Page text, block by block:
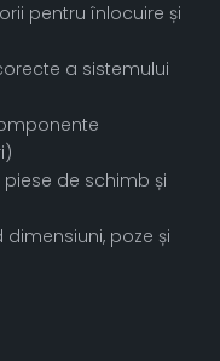
pentru înlocuire și
a sistemului
de schimb și
poze și